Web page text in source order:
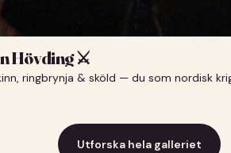
Hövding ⚔️
Utforska hela galleriet